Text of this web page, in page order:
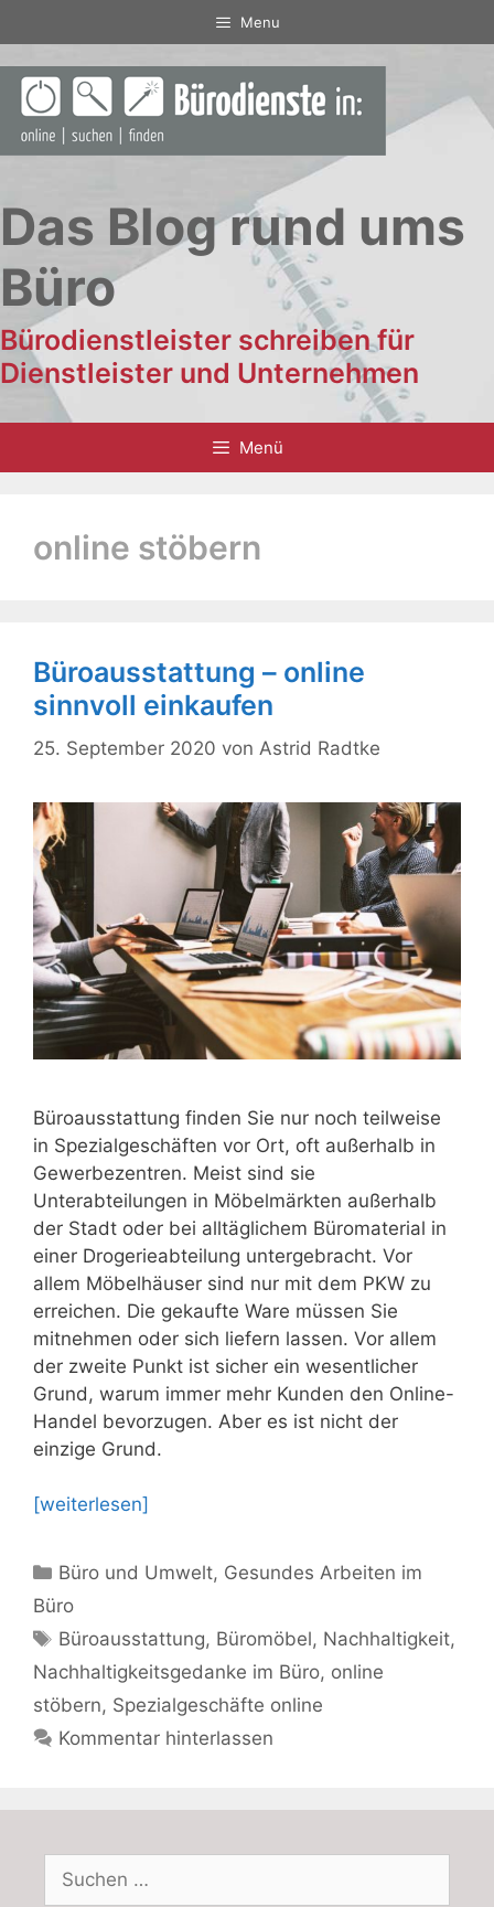
Inhalt
springen
Menu
Das Blog rund ums
Büro
Bürodienstleister schreiben für
Dienstleister und Unternehmen
Menü
online stöbern
Büroausstattung – online
sinnvoll einkaufen
25. September 2020 von Astrid Radtke
Büroausstattung finden Sie nur noch teilweise
in Spezialgeschäften vor Ort, oft außerhalb in
Gewerbezentren. Meist sind sie
Unterabteilungen in Möbelmärkten außerhalb
der Stadt oder bei alltäglichem Büromaterial in
einer Drogerieabteilung untergebracht. Vor
allem Möbelhäuser sind nur mit dem PKW zu
erreichen. Die gekaufte Ware müssen Sie
mitnehmen oder sich liefern lassen. Vor allem
der zweite Punkt ist sicher ein wesentlicher
Grund, warum immer mehr Kunden den Online-
Handel bevorzugen. Aber es ist nicht der
einzige Grund.
[weiterlesen]
Kategorien
Büro und Umwelt, Gesundes Arbeiten im
Büro
Schlagwörter
Büroausstattung, Büromöbel, Nachhaltigkeit,
Nachhaltigkeitsgedanke im Büro, online
stöbern, Spezialgeschäfte online
Kommentar hinterlassen
Suchen
nach: